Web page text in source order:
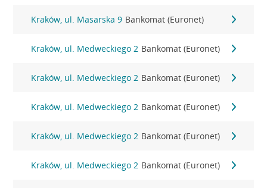
Kraków, ul. Masarska 9 Bankomat (Euronet)
Kraków, ul. Medweckiego 2 Bankomat (Euronet)
Kraków, ul. Medweckiego 2 Bankomat (Euronet)
Kraków, ul. Medweckiego 2 Bankomat (Euronet)
Kraków, ul. Medweckiego 2 Bankomat (Euronet)
Kraków, ul. Medweckiego 2 Bankomat (Euronet)